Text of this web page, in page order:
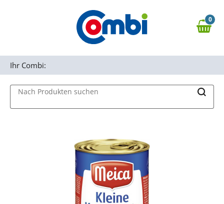
Zur Navigation springen
0,00 €
0
Nach Produkten suchen
Ihr Combi: